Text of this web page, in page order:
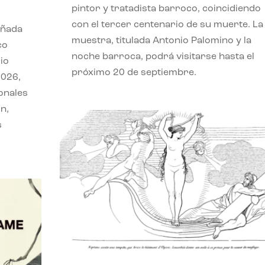
pintor y tratadista barroco, coincidiendo
con el tercer centenario de su muerte. La
muestra, titulada Antonio Palomino y la
noche barroca, podrá visitarse hasta el
próximo 20 de septiembre.